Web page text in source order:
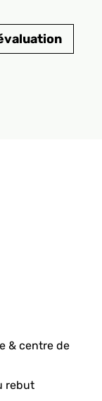
& centre de
rebut